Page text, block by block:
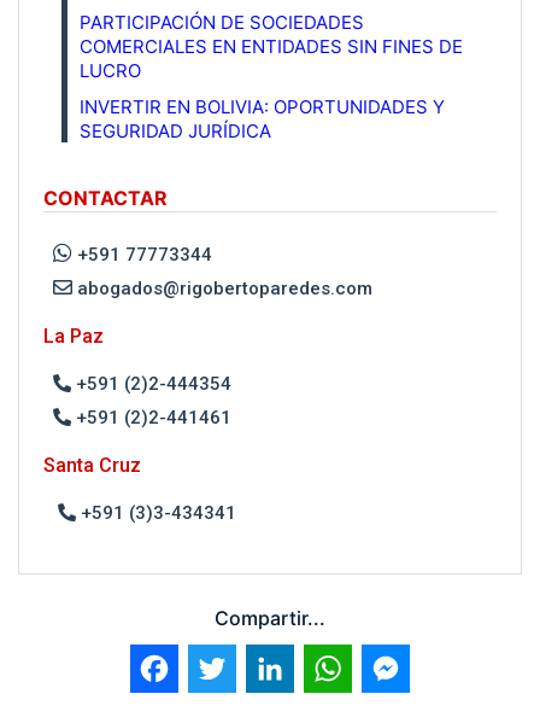
PARTICIPACIÓN DE SOCIEDADES
COMERCIALES EN ENTIDADES SIN FINES DE
LUCRO
INVERTIR EN BOLIVIA: OPORTUNIDADES Y
SEGURIDAD JURÍDICA
CONTACTAR
+591 77773344
abogados@rigobertoparedes.com
La Paz
+591 (2)2-444354
+591 (2)2-441461
Santa Cruz
+591 (3)3-434341
Compartir...
FacebookTwitter LinkedIn WhatsApp